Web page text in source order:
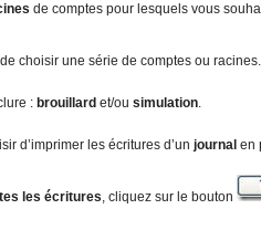
de comptes pour lesquels vous
choisir une série de comptes ou racines.
: brouillard et/ou simulation.
d’imprimer les écritures d’un journal en
les écritures, cliquez sur le bouton